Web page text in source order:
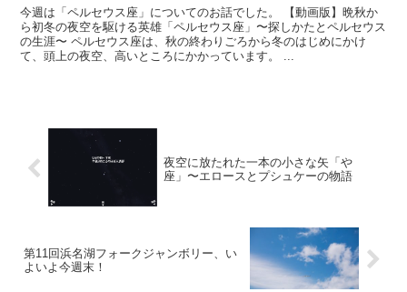
今週は「ペルセウス座」についてのお話でした。 【動画版】晩秋か
ら初冬の夜空を駆ける英雄「ペルセウス座」〜探しかたとペルセウス
の生涯〜 ペルセウス座は、秋の終わりごろから冬のはじめにかけ
て、頭上の夜空、高いところにかかっています。 ...
夜空に放たれた一本の小さな矢「や
座」〜エロースとプシュケーの物語
第11回浜名湖フォークジャンボリー、い
よいよ今週末！